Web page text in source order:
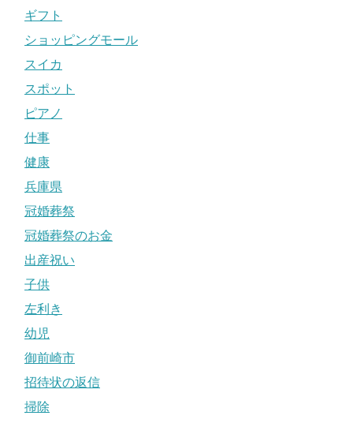
ギフト
ショッピングモール
スイカ
スポット
ピアノ
仕事
健康
兵庫県
冠婚葬祭
冠婚葬祭のお金
出産祝い
子供
左利き
幼児
御前崎市
招待状の返信
掃除